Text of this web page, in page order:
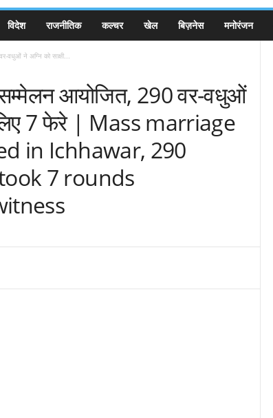
विदेश राजनीतिक कल्चर खेल बिज़नेस मनोरंजन
वधुओं ने अग्नि को साक्षी...
सम्मेलन आयोजित, 290 वर-वधुओं
लिए 7 फेरे | Mass marriage
in Ichhawar, 290
7 rounds